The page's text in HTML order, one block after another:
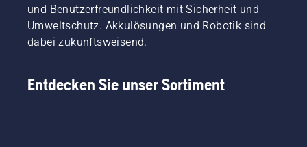
und Benutzerfreundlichkeit mit Sicherheit und
Umweltschutz. Akkulösungen und Robotik sind
dabei zukunftsweisend.
Entdecken Sie unser Sortiment